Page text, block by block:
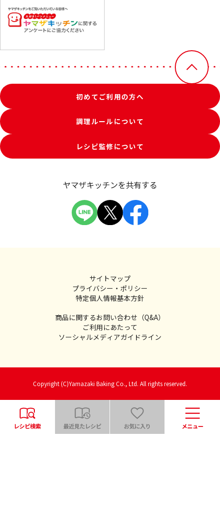
初めてご利用の方へ
調理ルールについて
レシピ監修について
ヤマザキッチンを共有する
サイトマップ
プライバシー・ポリシー
特定個人情報基本方針
商品に関するお問い合わせ（Q&A）
ご利用にあたって
ソーシャルメディアガイドライン
Copyright (C)Yamazaki Baking Co., Ltd. All rights reserved.
レシピ検索 最近見たレシピ お気に入り メニュー